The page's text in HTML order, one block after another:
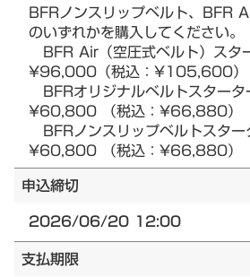
BFRノンスリップベルト、BFR
のいずれかを購入してください。
BFR Air（空圧式ベルト）スタ
¥96,000（税込：¥105,600）
BFRオリジナルベルトスタータ
¥60,800 （税込：¥66,880）
BFRノンスリップベルトスター
¥60,800 （税込：¥66,880）
申込締切
2026/06/20 12:00
支払期限